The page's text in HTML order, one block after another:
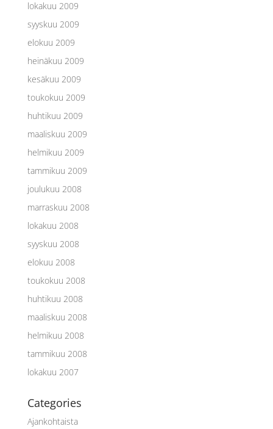
lokakuu 2009
syyskuu 2009
elokuu 2009
heinäkuu 2009
kesäkuu 2009
toukokuu 2009
huhtikuu 2009
maaliskuu 2009
helmikuu 2009
tammikuu 2009
joulukuu 2008
marraskuu 2008
lokakuu 2008
syyskuu 2008
elokuu 2008
toukokuu 2008
huhtikuu 2008
maaliskuu 2008
helmikuu 2008
tammikuu 2008
lokakuu 2007
Categories
Ajankohtaista